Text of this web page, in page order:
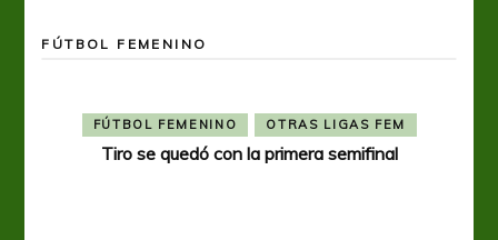
FÚTBOL FEMENINO
FÚTBOL FEMENINO OTRAS LIGAS FEM
Tiro se quedó con la primera semifinal